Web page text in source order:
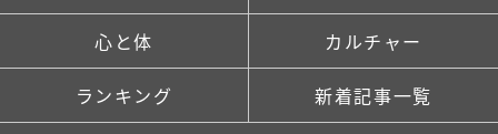
心と体 カルチャー
ランキング 新着記事一覧